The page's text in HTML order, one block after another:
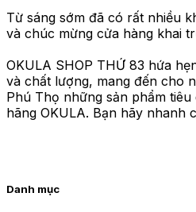
Từ sáng sớm đã có rất nhiều
và chúc mừng cửa hàng khai
OKULA SHOP THỨ 83 hứa
và chất lượng, mang đến cho
Phú Thọ những sản phẩm
hãng OKULA. Bạn hãy nhanh
Danh mục